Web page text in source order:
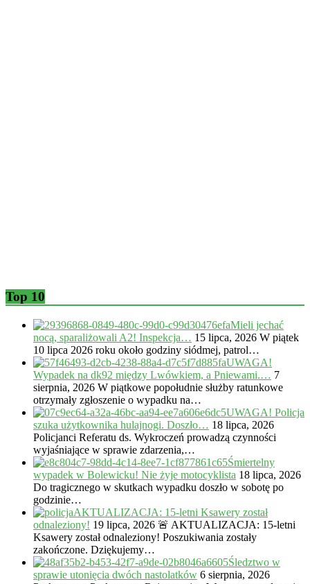
Top 10
Mieli jechać
nocą, sparaliżowali A2! Inspekcja… 15 lipca, 2026 W piątek
10 lipca 2026 roku około godziny siódmej, patrol…
UWAGA!
Wypadek na dk92 między Lwówkiem, a Pniewami.… 7
sierpnia, 2026 W piątkowe popołudnie służby ratunkowe
otrzymały zgłoszenie o wypadku na…
UWAGA! Policja
szuka użytkownika hulajnogi. Doszło… 18 lipca, 2026
Policjanci Referatu ds. Wykroczeń prowadzą czynności
wyjaśniające w sprawie zdarzenia,…
Śmiertelny
wypadek w Bolewicku! Nie żyje motocyklista 18 lipca, 2026
Do tragicznego w skutkach wypadku doszło w sobotę po
godzinie…
AKTUALIZACJA: 15-letni Ksawery został
odnaleziony! 19 lipca, 2026 🚨 AKTUALIZACJA: 15-letni
Ksawery został odnaleziony! Poszukiwania zostały
zakończone. Dziękujemy…
Śledztwo w
sprawie utonięcia dwóch nastolatków 6 sierpnia, 2026